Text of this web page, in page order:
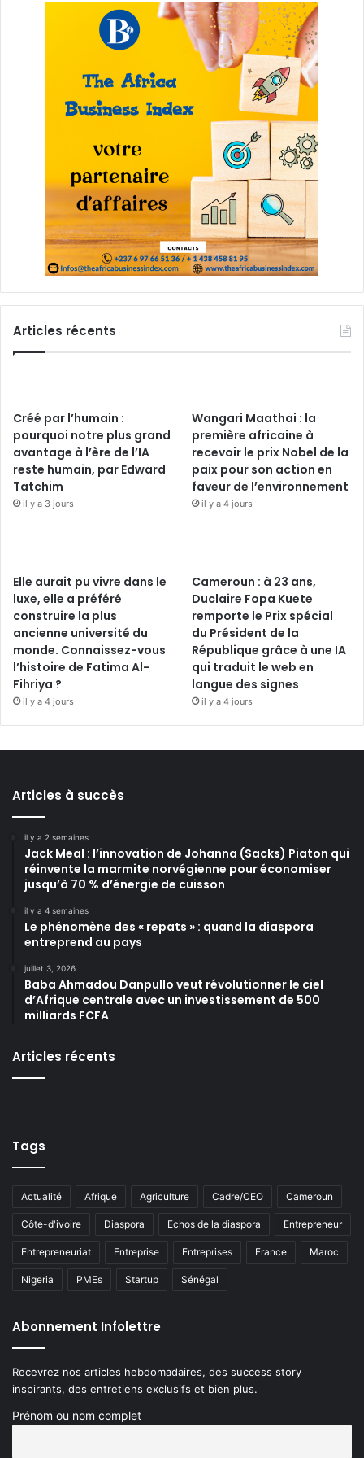
Articles récents
Créé par l’humain :
pourquoi notre plus grand
avantage à l’ère de l’IA
reste humain, par Edward
Tatchim
il y a 3 jours
Wangari Maathai : la
première africaine à
recevoir le prix Nobel de la
paix pour son action en
faveur de l’environnement
il y a 4 jours
Elle aurait pu vivre dans le
luxe, elle a préféré
construire la plus
ancienne université du
monde. Connaissez-vous
l’histoire de Fatima Al-
Fihriya ?
il y a 4 jours
Cameroun : à 23 ans,
Duclaire Fopa Kuete
remporte le Prix spécial
du Président de la
République grâce à une IA
qui traduit le web en
langue des signes
il y a 4 jours
Articles à succès
il y a 2 semaines
Jack Meal : l’innovation de Johanna (Sacks) Piaton qui
réinvente la marmite norvégienne pour économiser
jusqu’à 70 % d’énergie de cuisson
il y a 4 semaines
Le phénomène des « repats » : quand la diaspora
entreprend au pays
juillet 3, 2026
Baba Ahmadou Danpullo veut révolutionner le ciel
d’Afrique centrale avec un investissement de 500
milliards FCFA
Articles récents
Tags
Actualité Afrique Agriculture Cadre/CEO Cameroun
Côte-d'ivoire Diaspora Echos de la diaspora Entrepreneur
Entrepreneuriat Entreprise Entreprises France Maroc
Nigeria PMEs Startup Sénégal
Abonnement Infolettre
Recevrez nos articles hebdomadaires, des success story
inspirants, des entretiens exclusifs et bien plus.
Prénom ou nom complet